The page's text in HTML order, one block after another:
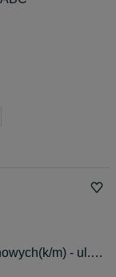
m) - ul.